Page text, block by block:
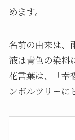
めます。
名前の由来は、
液は青色の染料
花言葉は、「幸
ンボルツリーに